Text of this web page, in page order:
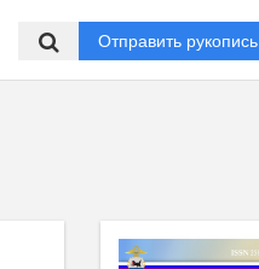
Отправить рукопись